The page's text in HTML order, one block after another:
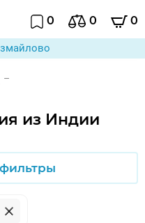
0 0 0
–
из Индии